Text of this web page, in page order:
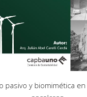
pasivo y biomimética